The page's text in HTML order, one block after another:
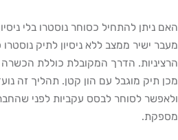
האם ניתן להתחיל כסוחר נוסטרו בלי
מעבר ישיר ממצב ללא ניסיון לתיק
הרציניות. הדרך המקובלת כוללת הכשרה
מכן תיק מוגבל עם הון קטן. תהליך זה
ולאפשר לסוחר לבסס עקביות לפני
מספקת.